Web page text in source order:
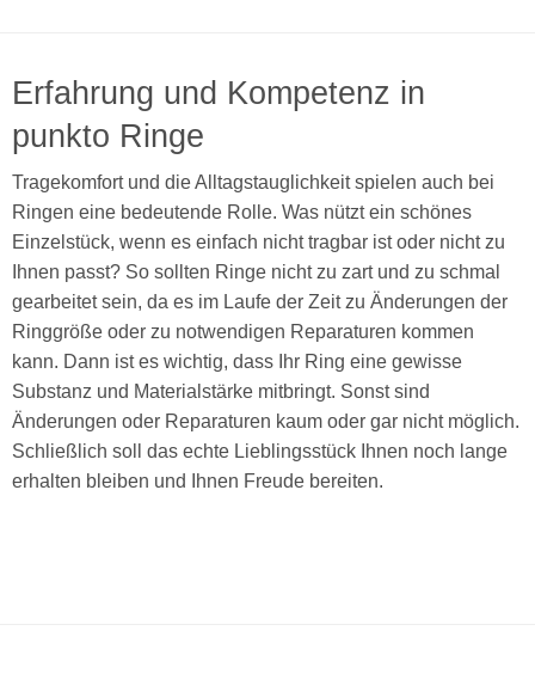
Erfahrung und Kompetenz in
punkto Ringe
Tragekomfort und die Alltagstauglichkeit spielen auch bei
Ringen eine bedeutende Rolle. Was nützt ein schönes
Einzelstück, wenn es einfach nicht tragbar ist oder nicht zu
Ihnen passt? So sollten Ringe nicht zu zart und zu schmal
gearbeitet sein, da es im Laufe der Zeit zu Änderungen der
Ringgröße oder zu notwendigen Reparaturen kommen
kann. Dann ist es wichtig, dass Ihr Ring eine gewisse
Substanz und Materialstärke mitbringt. Sonst sind
Änderungen oder Reparaturen kaum oder gar nicht möglich.
Schließlich soll das echte Lieblingsstück Ihnen noch lange
erhalten bleiben und Ihnen Freude bereiten.